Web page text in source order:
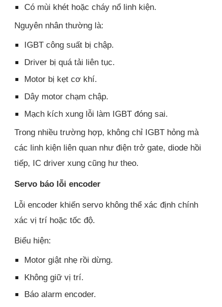
Có mùi khét hoặc cháy nổ linh kiện.
Nguyên nhân thường là:
IGBT công suất bị chập.
Driver bị quá tải liên tục.
Motor bị kẹt cơ khí.
Dây motor chạm chập.
Mạch kích xung lỗi làm IGBT đóng sai.
Trong nhiều trường hợp, không chỉ IGBT hỏng mà
các linh kiện liên quan như điện trở gate, diode hồi
tiếp, IC driver xung cũng hư theo.
Servo báo lỗi encoder
Lỗi encoder khiến servo không thể xác định chính
xác vị trí hoặc tốc độ.
Biểu hiện:
Motor giật nhẹ rồi dừng.
Không giữ vị trí.
Báo alarm encoder.